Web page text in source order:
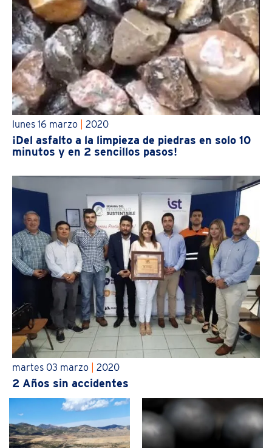
lunes 16 marzo 2020
¡Del asfalto a la limpieza de piedras en solo 10
minutos y en 2 sencillos pasos!
martes 03 marzo 2020
2 Años sin accidentes